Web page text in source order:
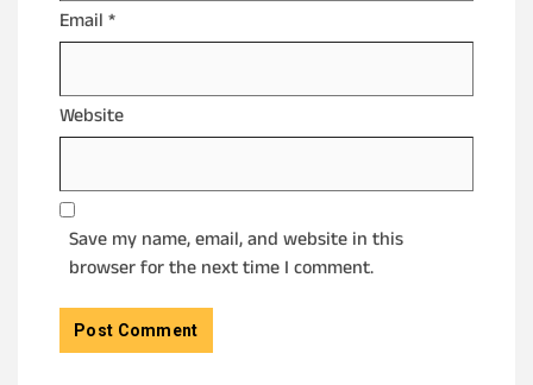
Email *
Website
Save my name, email, and website in this
browser for the next time I comment.